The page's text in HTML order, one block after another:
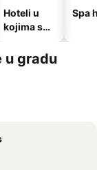
Hoteli u
kojima su
kućni
ljubimci
Spa
u gradu